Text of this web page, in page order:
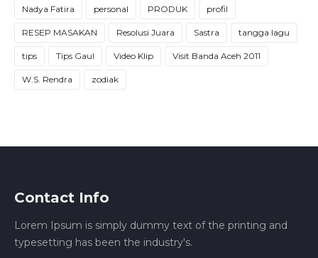
Nadya Fatira personal PRODUK profil
RESEP MASAKAN Resolusi Juara Sastra tangga lagu
tips Tips Gaul Video Klip Visit Banda Aceh 2011
W.S. Rendra zodiak
Contact Info
Lorem Ipsum is simply dummy text of the printing and
typesetting has been the industry's.